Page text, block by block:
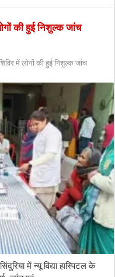
की हुई निशुल्क जांच
में लोगों की हुई निशुल्क जांच
में न्यू विद्या हास्पिटल के